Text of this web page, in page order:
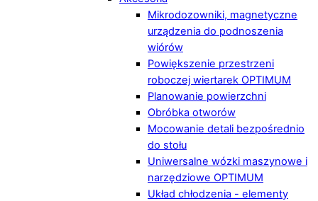
Mikrodozowniki, magnetyczne
urządzenia do podnoszenia
wiórów
Powiększenie przestrzeni
roboczej wiertarek OPTIMUM
Planowanie powierzchni
Obróbka otworów
Mocowanie detali bezpośrednio
do stołu
Uniwersalne wózki maszynowe i
narzędziowe OPTIMUM
Układ chłodzenia - elementy